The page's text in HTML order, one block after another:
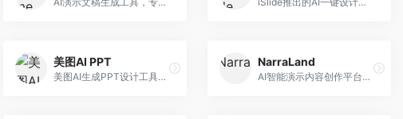
美图AI PPT
美图AI生成PPT设计工具，整合图像处理能力。面向设计师和职场人士，提供PPT生成、图片美化、设计优化等服务，视觉设计美观。
NarraLand
AI智能演示内容创作平台，专注于叙事演示。面向内容创作者，提供故事创作、演示生成、动画设计等服务，演示内容生动有趣。